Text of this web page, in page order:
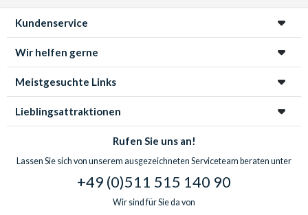
Kundenservice
Wir helfen gerne
Meistgesuchte Links
Lieblingsattraktionen
Rufen Sie uns an!
Lassen Sie sich von unserem ausgezeichneten Serviceteam beraten unter
+49 (0)511 515 140 90
Wir sind für Sie da von